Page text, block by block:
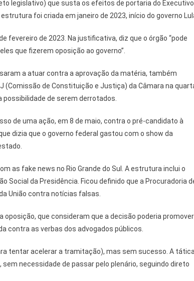
legislativo) que susta os efeitos de portaria do Executivo
foi criada em janeiro de 2023, início do governo
fevereiro de 2023. Na justificativa, diz que o órgão “pode
que fizerem oposição ao governo”.
a atuar contra a aprovação da matéria, também
(Comissão de Constituição e Justiça) da Câmara na
de serem derrotados.
de uma ação, em 8 de maio, contra o pré-candidato à
dizia que o governo federal gastou com o show da
as fake news no Rio Grande do Sul. A estrutura inclui o
Social da Presidência. Ficou definido que a Procuradoria
União contra notícias falsas.
que consideram que a decisão poderia promover
contra as verbas dos advogados públicos.
tentar acelerar a tramitação), mas sem sucesso. A tática
necessidade de passar pelo plenário, seguindo direto